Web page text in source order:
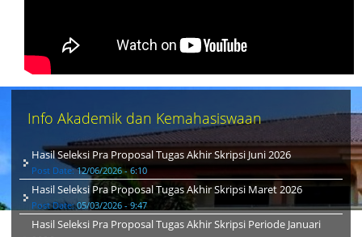
Info Akademik dan Kemahasiswaan
Hasil Seleksi Pra Proposal Tugas Akhir Skripsi Juni 2026
Post Date:12/06/2026 - 6:10
Hasil Seleksi Pra Proposal Tugas Akhir Skripsi Maret 2026
Post Date:05/03/2026 - 9:47
Hasil Seleksi Pra Proposal Tugas Akhir Skripsi Periode Januari